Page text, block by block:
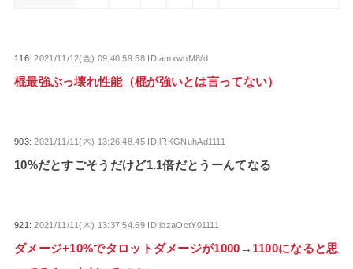
116:2021/11/12(金) 09:40:59.58 ID:amxwhM8/d
棍最強ぶっ壊れ性能（棍が強いとは言ってない）
903:2021/11/11(木) 13:26:48.45 ID:lRKGNuhAd1111
10%だとすごそうだけど1.1倍だとうーんてなる
921:2021/11/11(木) 13:37:54.69 ID:ibzaOctY01111
ダメージ+10%でタロットダメージが1000→1100になると思